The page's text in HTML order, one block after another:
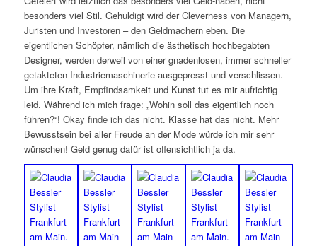
besonders viel Stil. Gehuldigt wird der Cleverness von Managern,
Juristen und Investoren – den Geldmachern eben. Die
eigentlichen Schöpfer, nämlich die ästhetisch hochbegabten
Designer, werden derweil von einer gnadenlosen, immer schneller
getakteten Industriemaschinerie ausgepresst und verschlissen.
Um ihre Kraft, Empfindsamkeit und Kunst tut es mir aufrichtig
leid. Während ich mich frage: „Wohin soll das eigentlich noch
führen?“! Okay finde ich das nicht. Klasse hat das nicht. Mehr
Bewusstsein bei aller Freude an der Mode würde ich mir sehr
wünschen! Geld genug dafür ist offensichtlich ja da.